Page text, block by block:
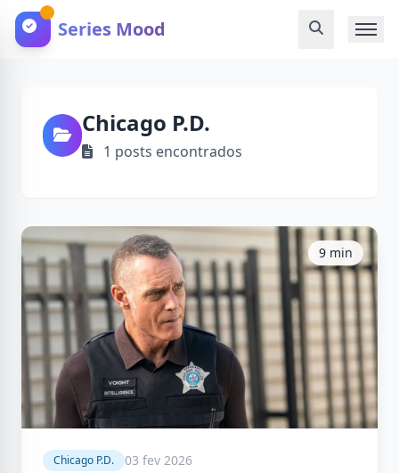
Series Mood
Chicago P.D.
1 posts encontrados
9 min
Chicago P.D. 03 fev 2026